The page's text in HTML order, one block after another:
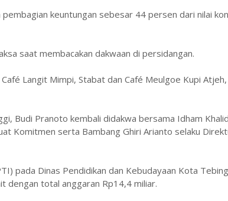
keuntungan sebesar 44 persen dari nilai
saat membacakan dakwaan di persidangan.
Langit Mimpi, Stabat dan Café Meulgoe Kupi Atjeh,
Budi Pranoto kembali didakwa bersama Idham
Komitmen serta Bambang Ghiri Arianto selaku
pada Dinas Pendidikan dan Kebudayaan Kota Tebing
dengan total anggaran Rp14,4 miliar.